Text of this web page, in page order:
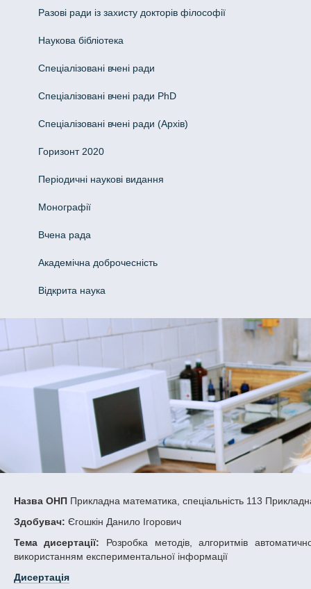
Разові ради із захисту докторів філософії
Наукова бібліотека
Спеціалізовані вчені ради
Спеціалізовані вчені ради PhD
Спеціалізовані вчені ради (Архів)
Горизонт 2020
Періодичні наукові видання
Монографії
Вчена рада
Академічна доброчесність
Відкрита наука
Назва ОНППрикладна математика, спеціальність 113
Здобувач: Єгошкін Данило Ігорович
Тема дисертації: Розробка методів, алгоритмів
використанням експериментальної інформації
Дисертація